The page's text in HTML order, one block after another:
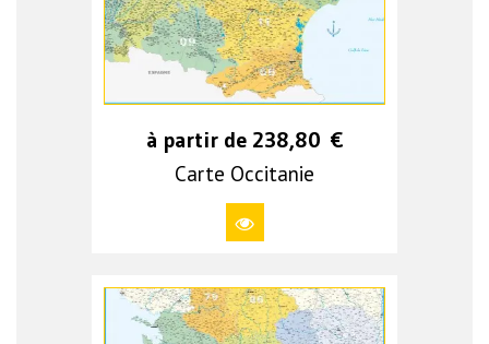
à partir de 238,80 €
Carte Occitanie